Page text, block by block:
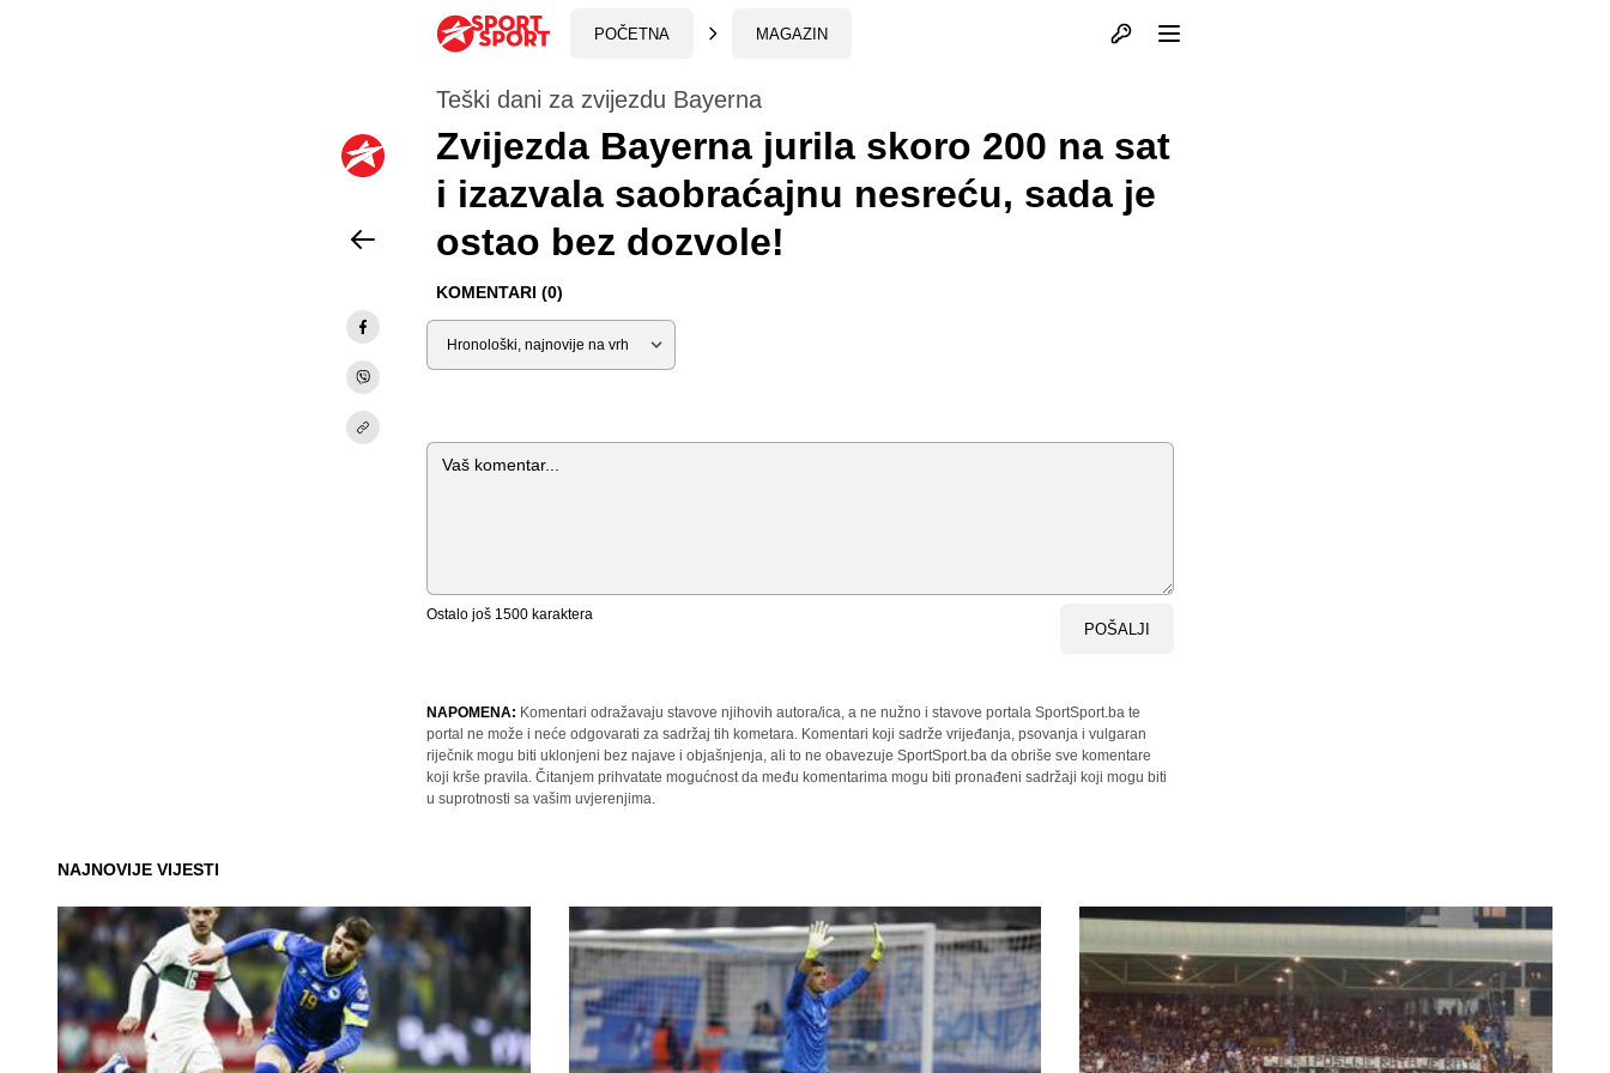
POČETNA MAGAZIN Otvori profil
Teški dani za zvijezdu Bayerna
Zvijezda Bayerna jurila skoro 200 na sat
i izazvala saobraćajnu nesreću, sada je
ostao bez dozvole!
KOMENTARI (0)
Sortiraj
Komentar
Ostalo još 1500 karaktera
POŠALJI
NAPOMENA: Komentari odražavaju stavove njihovih autora/ica, a ne nužno i stavove portala SportSport.ba te
portal ne može i neće odgovarati za sadržaj tih kometara. Komentari koji sadrže vrijeđanja, psovanja i vulgaran
riječnik mogu biti uklonjeni bez najave i objašnjenja, ali to ne obavezuje SportSport.ba da obriše sve komentare
koji krše pravila. Čitanjem prihvatate mogućnost da među komentarima mogu biti pronađeni sadržaji koji mogu biti
u suprotnosti sa vašim uvjerenjima.
NAJNOVIJE VIJESTI